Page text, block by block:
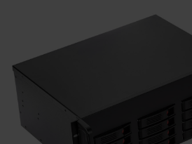
Armario rack 19" de pie MobiRack
Armario rack mural 19" SOHORack
+
Cajas de ordenador rack 19
-
Adaptador de mini PCI y mini PCIe
Chasis IPC rack 19" 1U